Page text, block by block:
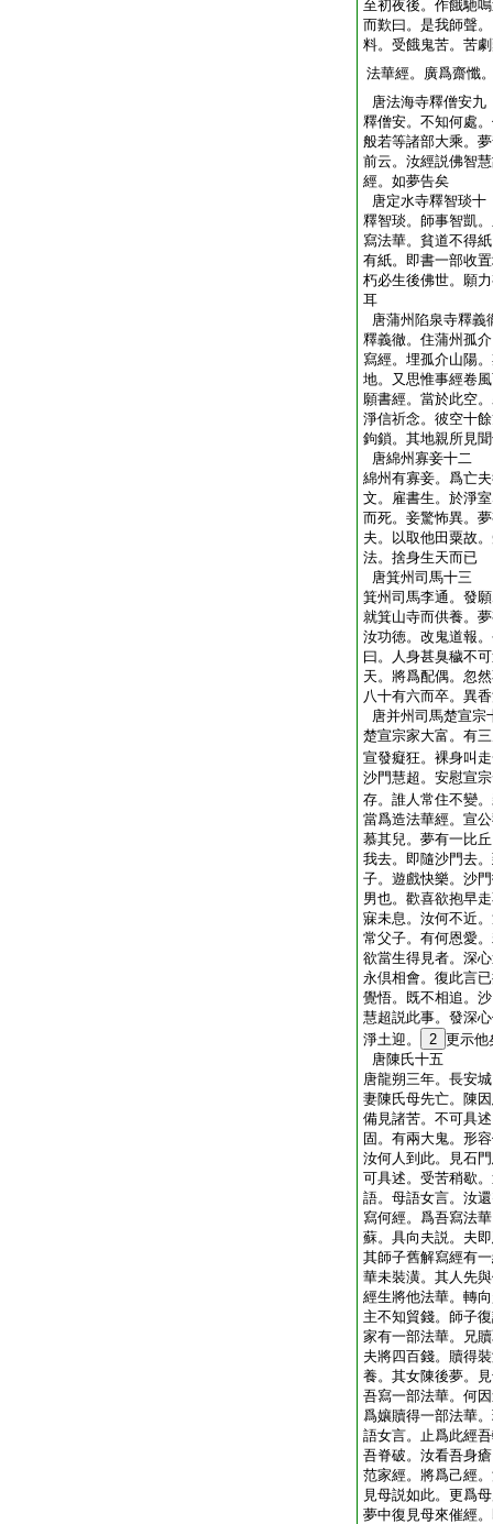
至初夜後。作餓馳
而歎曰。是我師聲
料。受餓鬼苦。苦
法華經。廣爲齋懺
唐法海寺釋僧安九
釋僧安。不知何處
般若等諸部大乘。
前云。汝經説佛智
經。如夢告矣
唐定水寺釋智琰十
釋智琰。師事智凱
寫法華。貧道不得
有紙。即書一部收
朽必生後佛世。願
耳
唐蒲州陷泉寺釋義
釋義徹。住蒲州孤
寫經。埋孤介山陽
地。又思惟事經卷
願書經。當於此空
淨信祈念。彼空十
鉤鎖。其地親所見
唐綿州寡妾十二
綿州有寡妾。爲亡
文。雇書生。於淨
而死。妾驚怖異。
夫。以取他田粟故
法。捨身生天而已
唐箕州司馬十三
箕州司馬李通。發
就箕山寺而供養。
汝功徳。改鬼道報
曰。人身甚臭穢不
天。將爲配偶。忽
八十有六而卒。異
唐并州司馬楚宣宗
楚宣宗家大富。有
宣發癡狂。裸身叫
沙門慧超。安慰宣
存。誰人常住不變
當爲造法華經。宣
慕其兒。夢有一比
我去。即隨沙門去
子。遊戲快樂。沙
男也。歡喜欲抱早
寐未息。汝何不近
常父子。有何恩愛
欲當生得見者。深
永倶相會。復此言
覺悟。既不相追。
慧超説此事。發深
淨土迎。
2 更示他
唐陳氏十五
唐龍朔三年。長安
妻陳氏母先亡。陳
備見諸苦。不可具
固。有兩大鬼。形
汝何人到此。見石
可具述。受苦稍歇
語。母語女言。汝
寫何經。爲吾寫法
蘇。具向夫説。夫
其師子舊解寫經有
華未裝潢。其人先
經生將他法華。轉
主不知貿錢。師子
家有一部法華。兄
夫將四百錢。贖得
養。其女陳後夢。
吾寫一部法華。何
爲孃贖得一部法華
語女言。止爲此經
吾脊破。汝看吾身
范家經。將爲己經
見母説如此。更爲
夢中復見母來催經